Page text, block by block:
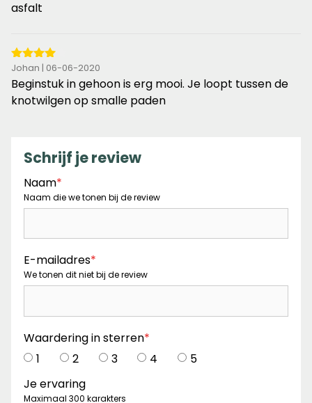
asfalt
4
van
de
Johan | 06-06-2020
Beginstuk in gehoon is erg mooi. Je loopt tussen de
knotwilgen op smalle paden
Schrijf je review
Naam*
Naam die we tonen bij de review
E-mailadres*
We tonen dit niet bij de review
Waardering in sterren*
1
2 3 4
5
Je ervaring
Maximaal 300 karakters